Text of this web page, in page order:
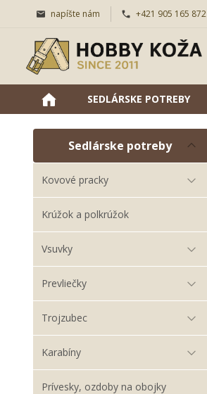
napíšte nám +421 905 165 872
SEDLÁRSKE POTREBY
Sedlárske potreby
Kovové pracky
Krúžok a polkrúžok
Vsuvky
Prevliečky
Trojzubec
Karabíny
Prívesky, ozdoby na obojky